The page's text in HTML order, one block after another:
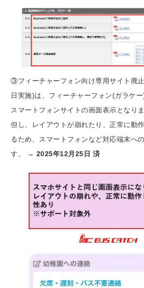
③フィーチャーフォン向け専用サイト廃
日実施)は、フィーチャーフォン(ガラケ
スマートフォンサイトの画面表示となりま
但し、レイアウトが崩れたり、正常に動
るため、スマートフォンなど対応端末へ
す。 → 2025年12月25日 済